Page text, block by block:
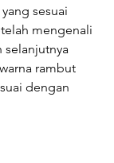
sesuai
mengenali
selanjutnya
rambut
dengan